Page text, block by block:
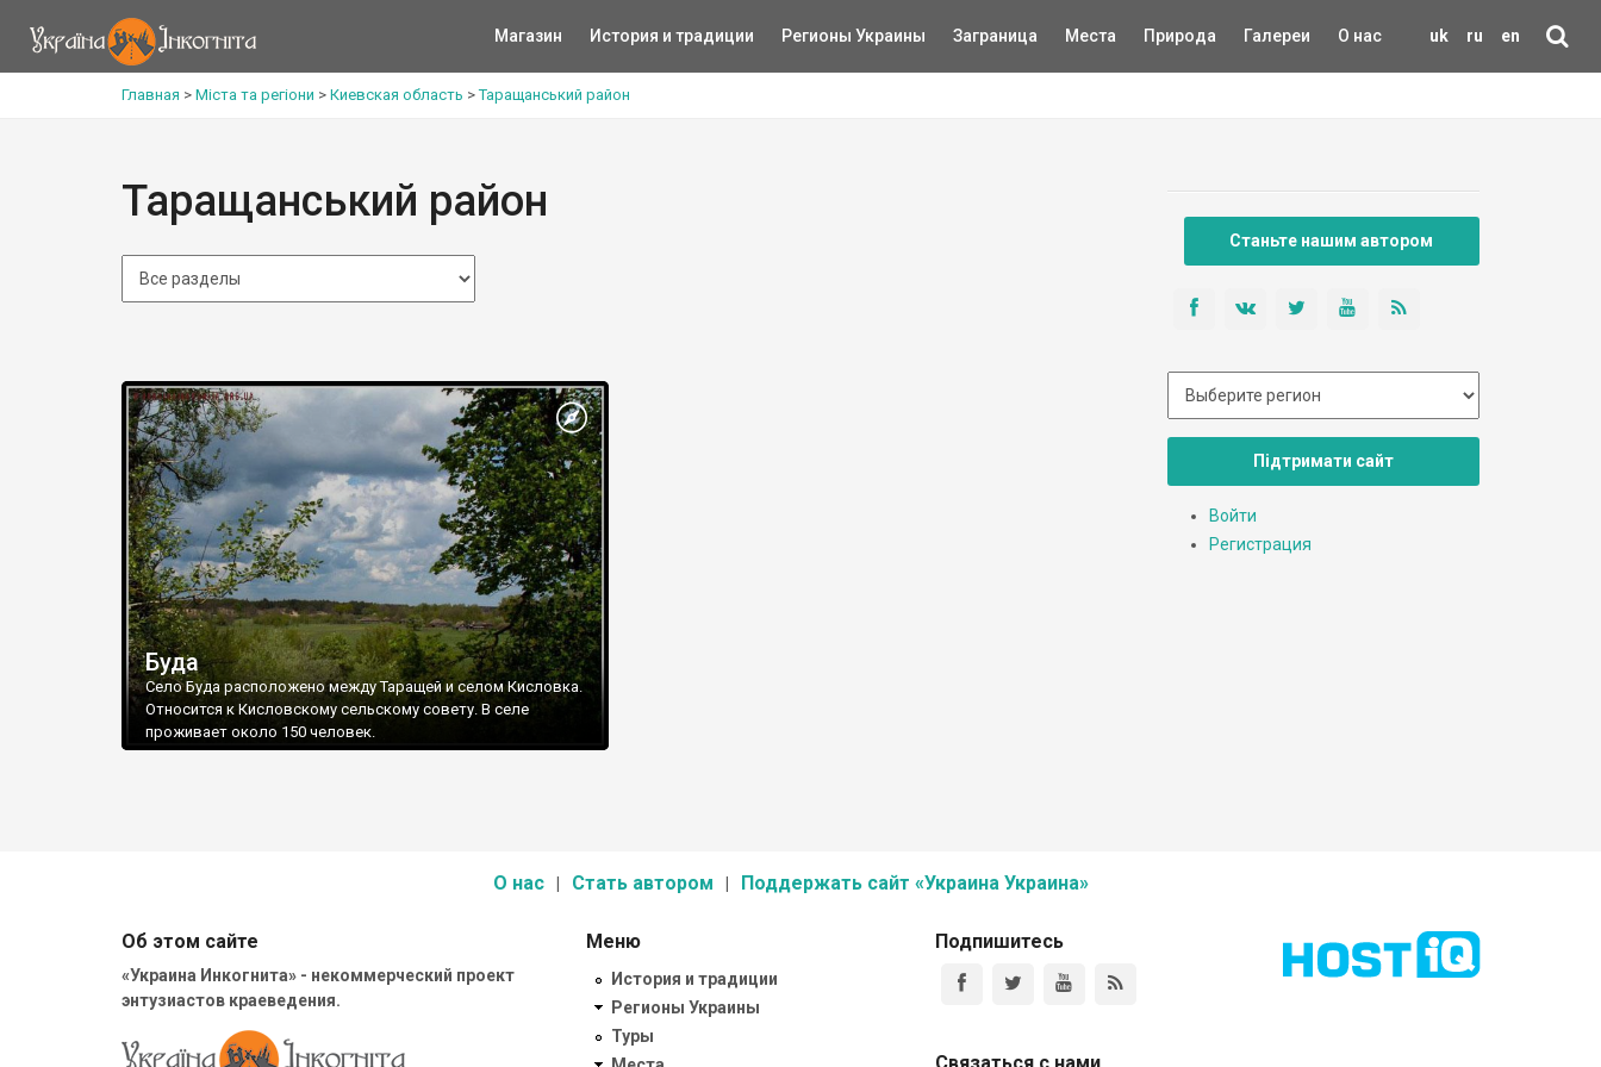
uk ru en
Магазин История и традиции Регионы Украины Заграница Места Природа Галереи О нас
Главная > Міста та регіони > Киевская область >Таращанський район
Таращанський район
Буда
Село Буда расположено между Таращей и селом Кисловка.
Относится к Кисловскому сельскому совету. В селе
проживает около 150 человек.
Станьте нашим автором
Підтримати сайт
Войти
Регистрация
О нас Стать автором Поддержать сайт «Украина Украина»
Об этом сайте
«Украина Инкогнита» - некоммерческий проект
энтузиастов краеведения.
Меню
История и традиции
Регионы Украины
Туры
Подпишитесь